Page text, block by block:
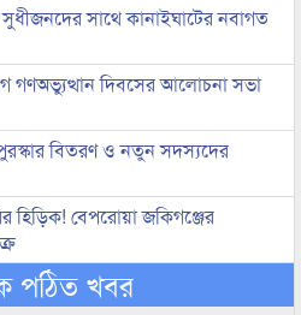
সাথে কানাইঘাটের নবাগত
গণঅভ্যুত্থান দিবসের আলোচনা সভা
বিতরণ ও নতুন সদস্যদের
হিড়িক! বেপরোয়া জকিগঞ্জের
পঠিত খবর